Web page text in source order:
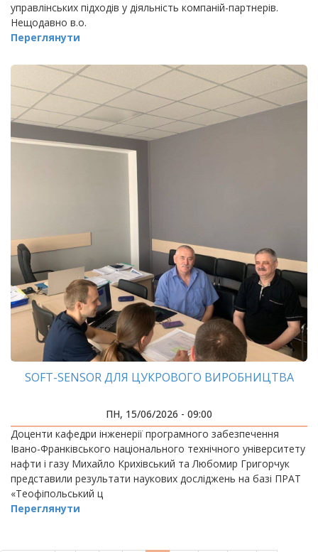
управлінських підходів у діяльність компаній-партнерів.
Нещодавно в.о.
Переглянути
SOFT-SENSOR ДЛЯ ЦУКРОВОГО ВИРОБНИЦТВА
ПН, 15/06/2026 - 09:00
Доценти кафедри інженерії програмного забезпечення
Івано-Франківського національного технічного університету
нафти і газу Михайло Крихівський та Любомир Григорчук
представили результати наукових досліджень на базі ПРАТ
«Теофіпольський ц
Переглянути